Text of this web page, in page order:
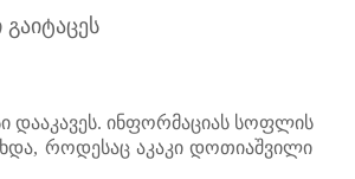
დააკავეს. ინფორმაციას სოფლის
როდესაც აკაკი დოთიაშვილი